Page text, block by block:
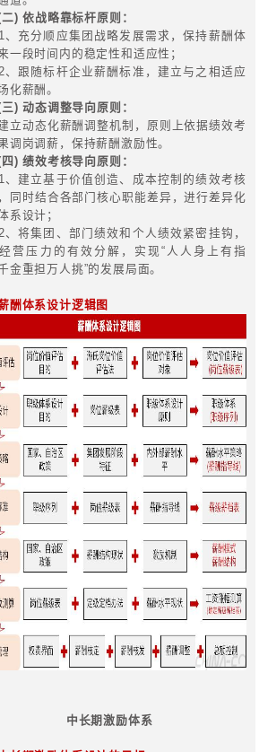
一、集团大薪酬系统管理之概念厘清
(一) 单体公司薪酬管理的特点
1、内部公平：岗位创造价值与
合，在薪酬体系中的不同体现
2、外部公平：市场上相同与相
报酬的基本情况
3、自我公平：员工如何通过自
薪酬的增长
(二) 集团企业
1、如何通过薪酬体系的设计，
战略协同重点实现
平性问题
3、集团内不同地域内之间企业
性的问题
4、如何有效控制成员企业的薪
保持一致性
二、华彩面向集团化、多元化的大薪
内容
1、薪酬组合管理；
2、规范化为前提的薪酬测算：
市场化接轨的薪酬水平；
3、在现有薪酬结构的基础上进
通过调整固定薪酬、浮动薪酬比例设
与工作经验、劳动贡献、绩效考核等
4、强业绩为导向的总额管理：
度高的子公司，凸显企业业绩对工资
以企业经营情况为依托，以净利润增
确定工资效益联动指标；